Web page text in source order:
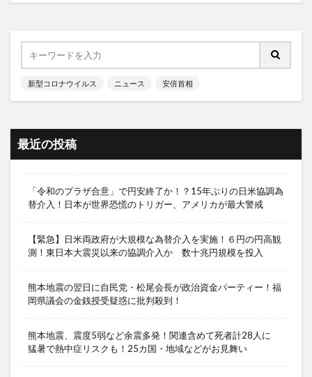
新型コロナウイルス ニュース 安倍首相
最近の投稿
「令和のプラザ合意」で円安終了か！？15年ぶりの日米協調為
替介入！日本が世界恐慌のトリガー、アメリカが最大警戒
【緊急】日米両政府が大規模な為替介入を実施！６円の円高観
測！東日本大震災以来の協調介入か 数十兆円規模を投入
熊本地震の翌日に自民党・松尾会長が政治資金パーティー！福
岡県議会の金銭授受疑惑に批判殺到！
熊本地震、震度5弱など余震多発！関連含めて死者計28人に
猛暑で熱中症リスクも！25カ国・地域などがお見舞い